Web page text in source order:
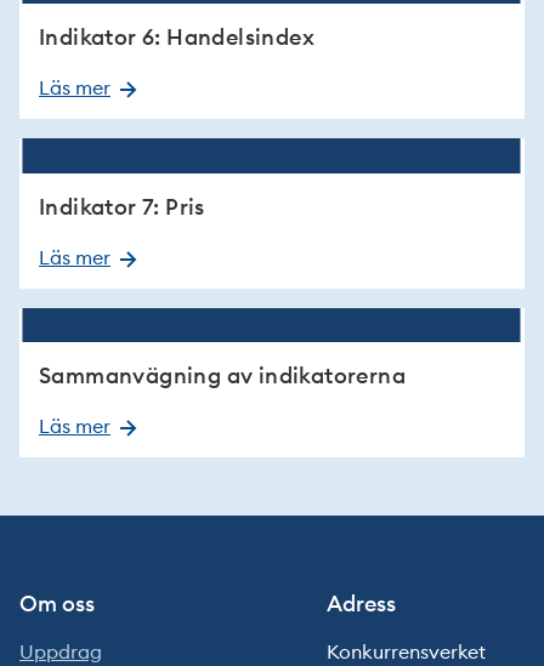
Indikator 6: Handelsindex
Läs mer
Indikator 7: Pris
Läs mer
Sammanvägning av indikatorerna
Läs mer
Om oss
Uppdrag
Adress
Konkurrensverket